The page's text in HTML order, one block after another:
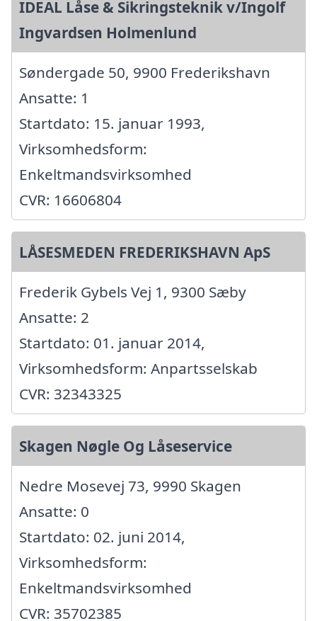
IDEAL Låse & Sikringsteknik v/Ingolf
Ingvardsen Holmenlund
Søndergade 50, 9900 Frederikshavn
Ansatte: 1
Startdato: 15. januar 1993,
Virksomhedsform:
Enkeltmandsvirksomhed
CVR: 16606804
LÅSESMEDEN FREDERIKSHAVN ApS
Frederik Gybels Vej 1, 9300 Sæby
Ansatte: 2
Startdato: 01. januar 2014,
Virksomhedsform: Anpartsselskab
CVR: 32343325
Skagen Nøgle Og Låseservice
Nedre Mosevej 73, 9990 Skagen
Ansatte: 0
Startdato: 02. juni 2014,
Virksomhedsform:
Enkeltmandsvirksomhed
CVR: 35702385